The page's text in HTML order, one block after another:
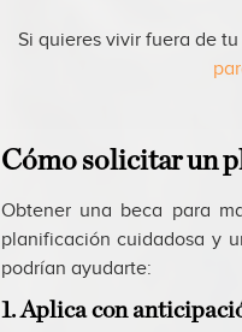
Si quieres vivir fuera de
Cómo solicitar un
Obtener una beca para
planificación cuidadosa y
podrían ayudarte:
1. Aplica con